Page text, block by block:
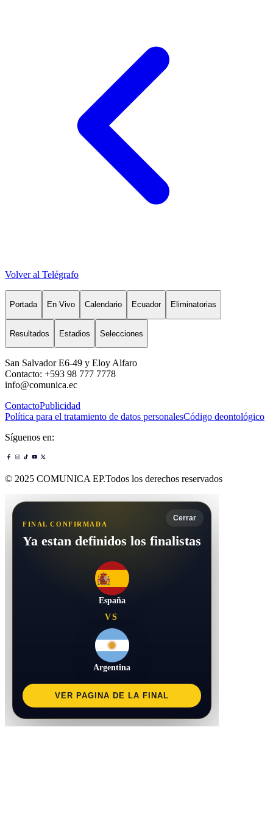
Volver al Telégrafo
Portada En Vivo Calendario Ecuador Eliminatorias
Resultados Estadios Selecciones
San Salvador E6-49 y Eloy Alfaro
Contacto: +593 98 777 7778
info@comunica.ec
ContactoPublicidad
Política para el tratamiento de datos personalesCódigo deontológico
Síguenos en:
© 2025 COMUNICA EP.Todos los derechos reservados
Cerrar
FINAL CONFIRMADA
Ya estan definidos los finalistas
España
VS
Argentina
VER PAGINA DE LA FINAL